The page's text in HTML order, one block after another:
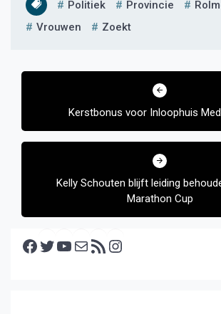
Politiek Provincie
Vrouwen
Zoekt
Bericht
Kerstbonus voor Inloophuis
Kelly Schouten blijft leiding
Marathon Cup
Facebook Twitter YouTube E-mail RSS feed